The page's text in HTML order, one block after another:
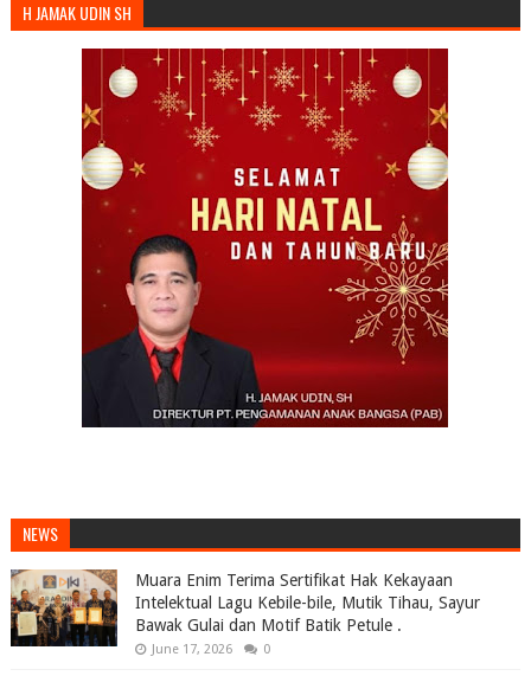
H JAMAK UDIN SH
NEWS
Muara Enim Terima Sertifikat Hak Kekayaan
Intelektual Lagu Kebile-bile, Mutik Tihau, Sayur
Bawak Gulai dan Motif Batik Petule .
June 17, 2026 0